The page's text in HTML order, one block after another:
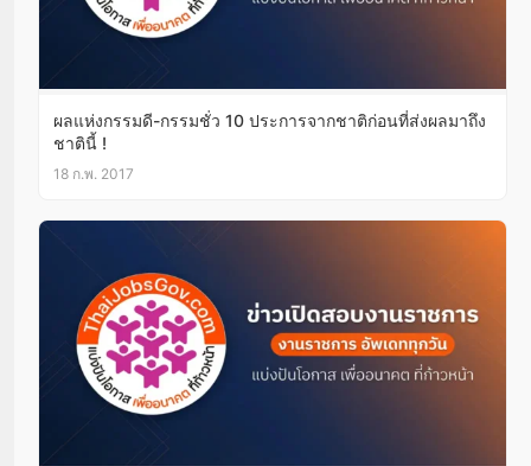
ผลแห่งกรรมดี-กรรมชั่ว 10 ประการจากชาติก่อนที่ส่งผลมาถึง
ชาตินี้ !
18 ก.พ. 2017